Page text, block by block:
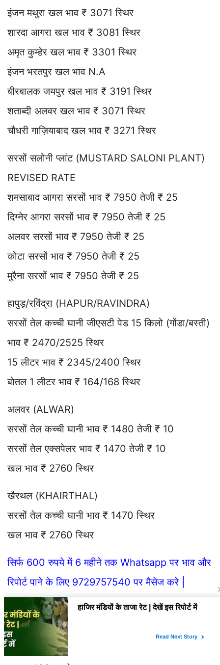
इंजन मथुरा खल भाव ₹ 3071 स्थिर
शारदा आगरा खल भाव ₹ 3081 स्थिर
अमृत कुम्हेर खल भाव ₹ 3301 स्थिर
इंजन भरतपुर खल भाव N.A
बीरबालक जयपुर खल भाव ₹ 3191 स्थिर
शताब्दी अलवर खल भाव ₹ 3071 स्थिर
चौधरी गाज़ियाबाद खल भाव ₹ 3271 स्थिर
सरसों सलोनी प्लांट (MUSTARD SALONI PLANT)
REVISED RATE
शमसाबाद आगरा सरसों भाव ₹ 7950 तेजी ₹ 25
दिग्नेर आगरा सरसों भाव ₹ 7950 तेजी ₹ 25
अलवर सरसों भाव ₹ 7950 तेजी ₹ 25
कोटा सरसों भाव ₹ 7950 तेजी ₹ 25
मुरैना सरसों भाव ₹ 7950 तेजी ₹ 25
हापुड़/रविंद्रा (HAPUR/RAVINDRA)
सरसों तेल कच्ची घानी जीएसटी पेड 15 किलो (गोंडा/बस्ती)
भाव ₹ 2470/2525 स्थिर
15 लीटर भाव ₹ 2345/2400 स्थिर
बोतल 1 लीटर भाव ₹ 164/168 स्थिर
अलवर (ALWAR)
सरसों तेल कच्ची घानी भाव ₹ 1480 तेजी ₹ 10
सरसों तेल एक्सपेलर भाव ₹ 1470 तेजी ₹ 10
खल भाव ₹ 2760 स्थिर
खैरथल (KHAIRTHAL)
सरसों तेल कच्ची घानी भाव ₹ 1470 स्थिर
खल भाव ₹ 2760 स्थिर
सिर्फ 600 रुपये में 6 महीने तक Whatsapp पर भाव और
रिपोर्ट पाने के लिए 9729757540 पर मैसेज करे |
श्योपुर (SHEOPUR)
सरसों भाव ₹ 6800/6850 स्थिर